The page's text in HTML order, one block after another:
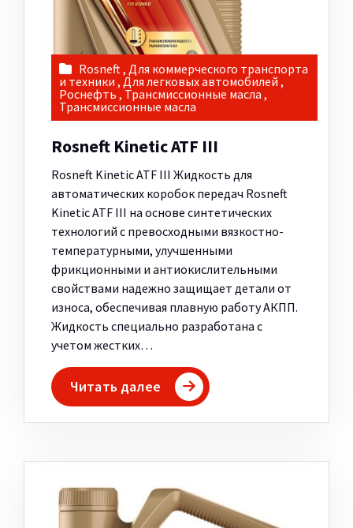
Rosneft, Для коммерческого транспорта
и техники , Для легковых автомобилей ,
Роснефть , Трансмиссионные масла ,
Трансмиссионные масла
Rosneft Kinetic ATF III
Rosneft Kinetic ATF III Жидкость для
автоматических коробок передач Rosneft
Kinetic ATF III на основе синтетических
технологий с превосходными вязкостно-
температурными, улучшенными
фрикционными и антиокислительными
свойствами надежно защищает детали от
износа, обеспечивая плавную работу АКПП.
Жидкость специально разработана с
учетом жестких…
Читать далее